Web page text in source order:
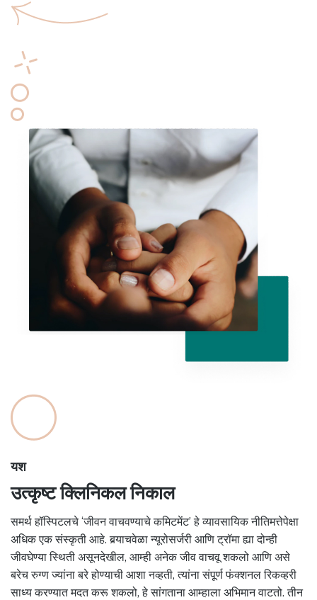
यश
उत्कृष्ट क्लिनिकल निकाल
समर्थ हॉस्पिटलचे ‘जीवन वाचवण्याचे कमिटमेंट’ हे व्यावसायिक नीतिमत्तेपेक्षा
अधिक एक संस्कृती आहे. बर्‍याचवेळा न्यूरोसर्जरी आणि ट्रॉमा ह्या दोन्ही
जीवघेण्या स्थिती असूनदेखील, आम्ही अनेक जीव वाचवू शकलो आणि असे
बरेच रुग्ण ज्यांना बरे होण्याची आशा नव्हती, त्यांना संपूर्ण फंक्शनल रिकव्हरी
साध्य करण्यात मदत करू शकलो, हे सांगताना आम्हाला अभिमान वाटतो. तीन